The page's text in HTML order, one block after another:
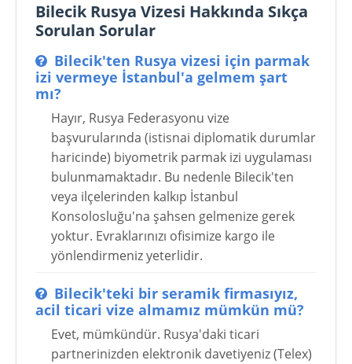
Bilecik Rusya Vizesi Hakkında Sıkça
Sorulan Sorular
Bilecik'ten Rusya vizesi için parmak
izi vermeye İstanbul'a gelmem şart
mı?
Hayır, Rusya Federasyonu vize
başvurularında (istisnai diplomatik durumlar
haricinde) biyometrik parmak izi uygulaması
bulunmamaktadır. Bu nedenle Bilecik'ten
veya ilçelerinden kalkıp İstanbul
Konsolosluğu'na şahsen gelmenize gerek
yoktur. Evraklarınızı ofisimize kargo ile
yönlendirmeniz yeterlidir.
Bilecik'teki bir seramik firmasıyız,
acil ticari vize almamız mümkün mü?
Evet, mümkündür. Rusya'daki ticari
partnerinizden elektronik davetiyeniz (Telex)